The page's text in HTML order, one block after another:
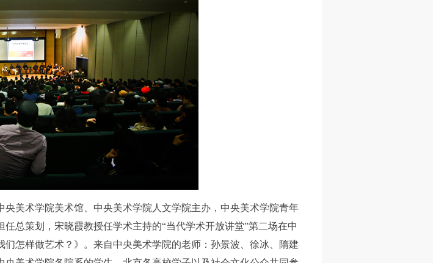
美术学院美术馆、中央美术学院人文学院主办，中央美术学院青年
总策划，宋晓霞教授任学术主持的“当代学术开放讲堂”第二场在中
怎样做艺术？》。来自中央美术学院的老师：孙景波、徐冰、隋建